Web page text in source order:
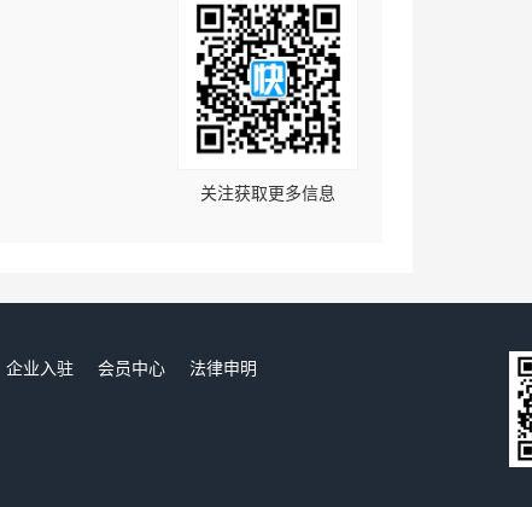
关注获取更多信息
企业入驻 会员中心
法律申明